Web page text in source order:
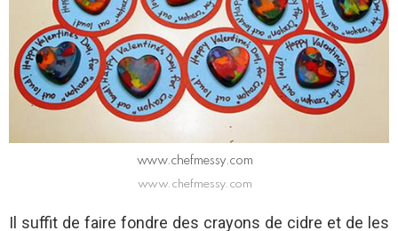
www.chefmessy.com
www.chefmessy.com
Il suffit de faire fondre des crayons de cidre et de les